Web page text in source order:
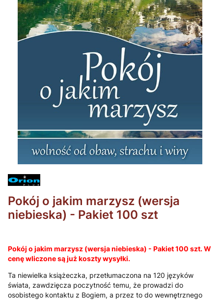
Pokój o jakim marzysz (wersja
niebieska) - Pakiet 100 szt
Pokój o jakim marzysz (wersja niebieska) - Pakiet 100 szt. W
cenę wliczone są już koszty wysyłki.
Ta niewielka książeczka, przetłumaczona na 120 języków
świata, zawdzięcza poczytność temu, że prowadzi do
osobistego kontaktu z Bogiem, a przez to do wewnętrznego